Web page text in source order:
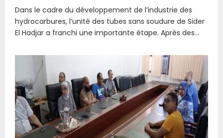
Dans le cadre du développement de l’industrie des
hydrocarbures, l’unité des tubes sans soudure de Sider
El Hadjar a franchi une importante étape. Après des...